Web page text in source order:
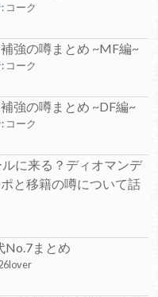
コーク
強の噂まとめ ~MF編~
コーク
強の噂まとめ ~DF編~
コーク
に来る？ディオマンデ
と移籍の噂について話
No.7まとめ